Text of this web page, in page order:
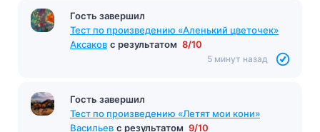
Гость завершил
Тест по произведению «Аленький цветочек»
Аксаков с результатом 8/10
5 минут назад
Гость завершил
Тест по произведению «Летят мои кони»
Васильев с результатом 9/10